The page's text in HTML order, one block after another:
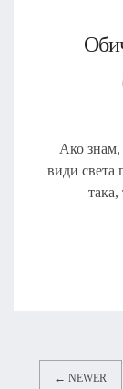
Ако знам,
види света
← NEWER